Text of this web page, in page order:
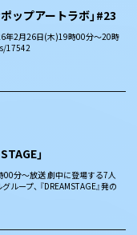
ポップアートラボ」#23
年2月26日(木)19時00分～20時
17542
」
00分～放送 劇中に登場する7人
ループ、 『DREAMSTAGE』発の